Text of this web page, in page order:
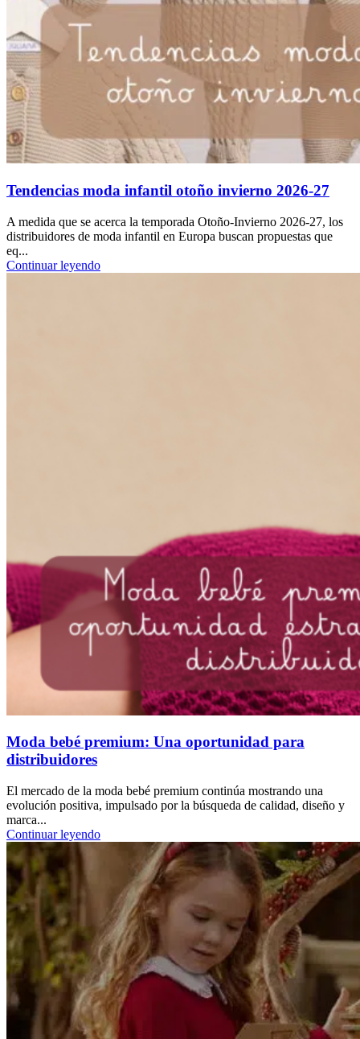
Tendencias moda infantil otoño invierno 2026-27
A medida que se acerca la temporada Otoño-Invierno 2026-27, los
distribuidores de moda infantil en Europa buscan propuestas que
eq...
Continuar leyendo
Moda bebé premium: Una oportunidad para
distribuidores
El mercado de la moda bebé premium continúa mostrando una
evolución positiva, impulsado por la búsqueda de calidad, diseño y
marca...
Continuar leyendo